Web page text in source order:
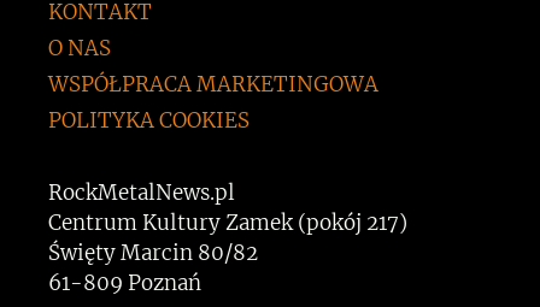
KONTAKT
O NAS
WSPÓŁPRACA MARKETINGOWA
POLITYKA COOKIES
RockMetalNews.pl
Centrum Kultury Zamek (pokój 217)
Święty Marcin 80/82
61-809 Poznań